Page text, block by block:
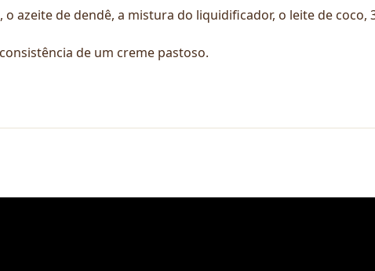
azeite de dendê, a mistura do liquidificador, o leite de coco,
de um creme pastoso.